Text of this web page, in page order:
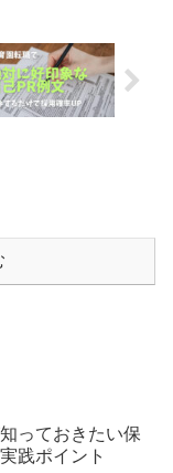
っておきたい保
践ポイント